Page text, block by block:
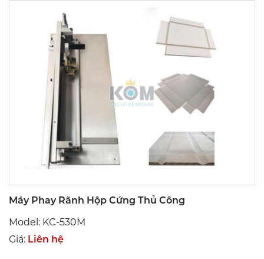
Máy Phay Rãnh Hộp Cứng Thủ Công
Model: KC-530M
Giá: Liên hệ